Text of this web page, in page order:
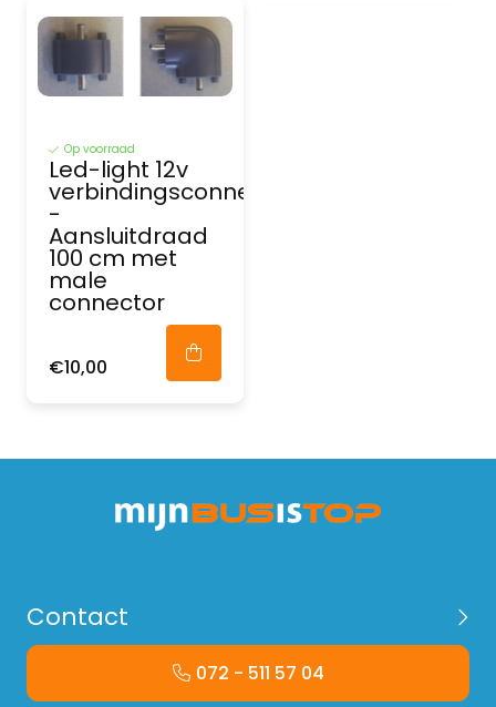
Op voorraad
Led-light 12v
verbindingsconnector
-
Aansluitdraad
100 cm met
male
connector
€10,00
Contact
072 - 511 57 04